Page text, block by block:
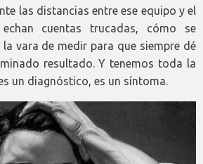
las distancias entre ese equipo y el
cuentas trucadas, cómo se
vara de medir para que siempre dé
resultado. Y tenemos toda la
un diagnóstico, es un síntoma.